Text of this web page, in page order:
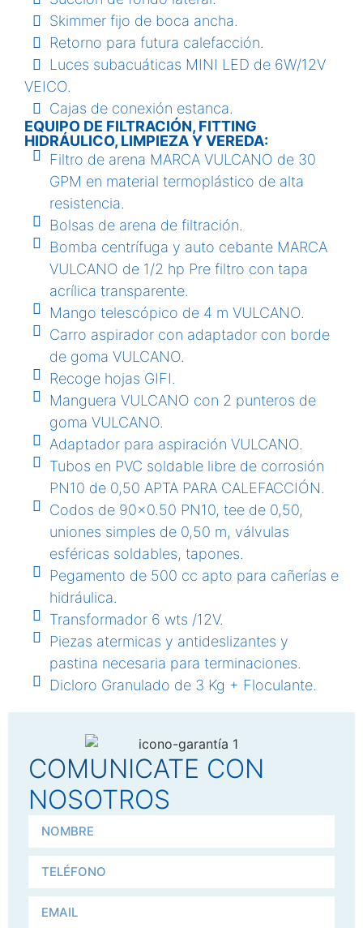
Skimmer fijo de boca ancha.
Retorno para futura calefacción.
Luces subacuáticas MINI LED de 6W/12V
VEICO.
Cajas de conexión estanca.
EQUIPO DE FILTRACIÓN, FITTING
HIDRÁULICO, LIMPIEZA Y VEREDA:
Filtro de arena MARCA VULCANO de 30
GPM en material termoplástico de alta
resistencia.
Bolsas de arena de filtración.
Bomba centrífuga y auto cebante MARCA
VULCANO de 1/2 hp Pre filtro con tapa
acrílica transparente.
Mango telescópico de 4 m VULCANO.
Carro aspirador con adaptador con borde
de goma VULCANO.
Recoge hojas GIFI.
Manguera VULCANO con 2 punteros de
goma VULCANO.
Adaptador para aspiración VULCANO.
Tubos en PVC soldable libre de corrosión
PN10 de 0,50 APTA PARA CALEFACCIÓN.
Codos de 90×0.50 PN10, tee de 0,50,
uniones simples de 0,50 m, válvulas
esféricas soldables, tapones.
Pegamento de 500 cc apto para cañerías e
hidráulica.
Transformador 6 wts /12V.
Piezas atermicas y antideslizantes y
pastina necesaria para terminaciones.
Dicloro Granulado de 3 Kg + Floculante.
COMUNICATE CON
NOSOTROS